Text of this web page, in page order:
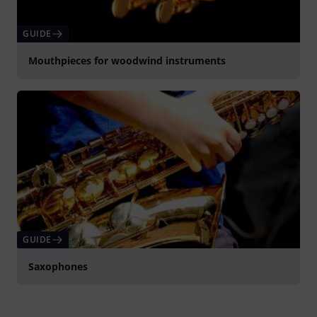
GUIDE
Mouthpieces for woodwind instruments
GUIDE
Saxophones